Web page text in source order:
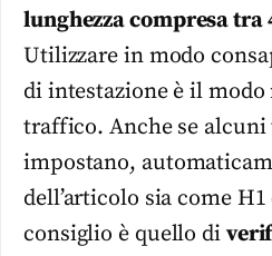
lunghezza compresa tra
Utilizzare in modo
di intestazione è il
traffico. Anche se alcuni
impostano,
dell’articolo sia come
consiglio è quello di